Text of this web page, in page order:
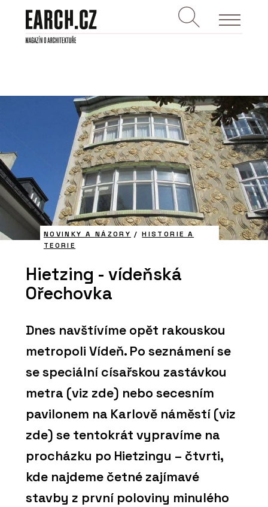
NOVINKY A NÁZORY /HISTORIE A
TEORIE
Hietzing - vídeňská
Ořechovka
Dnes navštívíme opět rakouskou
metropoli Vídeň. Po seznámení se
se speciální císařskou zastávkou
metra (viz zde) nebo secesním
pavilonem na Karlově náměstí (viz
zde) se tentokrát vypravíme na
procházku po Hietzingu – čtvrti,
kde najdeme četné zajímavé
stavby z první poloviny minulého